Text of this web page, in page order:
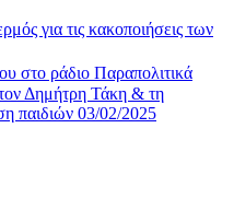
για τις κακοποιήσεις των
στο ράδιο Παραπολιτικά
Δημήτρη Τάκη & τη
παιδιών 03/02/2025